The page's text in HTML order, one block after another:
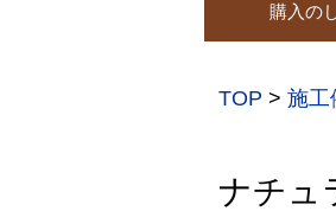
購入の
TOP > 施工
ナチュ